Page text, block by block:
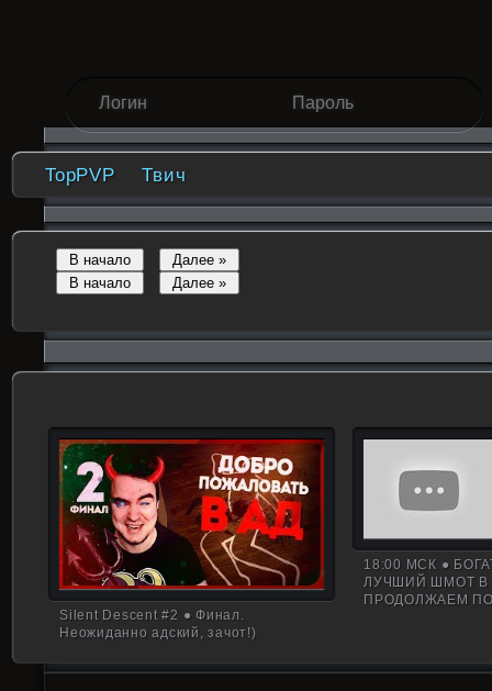
TopPVP Твич
Silent Descent #2 ● Финал.
Неожиданно адский, зачот!)
18:00 МСК ●
ЛУЧШИЙ ШМОТ В
ПРОДОЛЖАЕМ